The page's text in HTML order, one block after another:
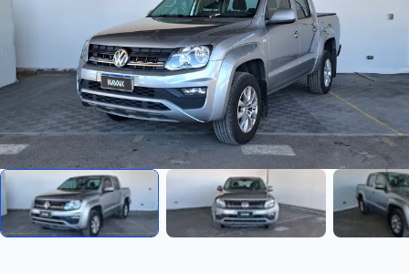
Buscá por versión
Buscá por año